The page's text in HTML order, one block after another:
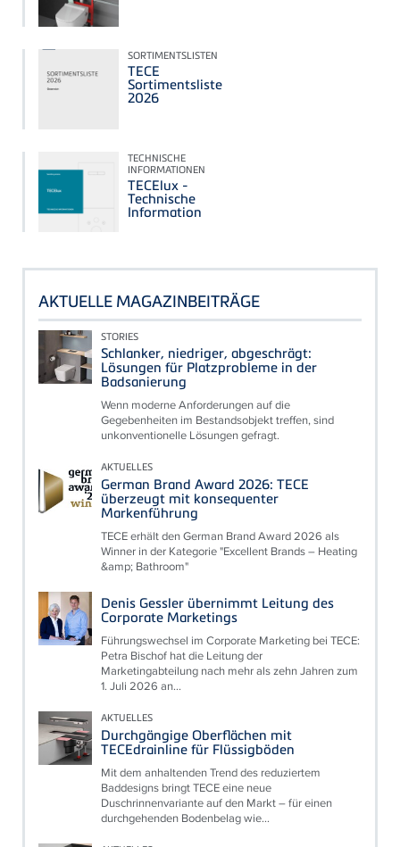
SORTIMENTSLISTEN
TECE
Sortimentsliste
2026
TECHNISCHE
INFORMATIONEN
TECElux -
Technische
Information
AKTUELLE MAGAZINBEITRÄGE
STORIES
Schlanker, niedriger, abgeschrägt:
Lösungen für Platzprobleme in der
Badsanierung
Wenn moderne Anforderungen auf die
Gegebenheiten im Bestandsobjekt treffen, sind
unkonventionelle Lösungen gefragt.
AKTUELLES
German Brand Award 2026: TECE
überzeugt mit konsequenter
Markenführung
TECE erhält den German Brand Award 2026 als
Winner in der Kategorie "Excellent Brands – Heating
&amp; Bathroom"
Denis Gessler übernimmt Leitung des
Corporate Marketings
Führungswechsel im Corporate Marketing bei TECE:
Petra Bischof hat die Leitung der
Marketingabteilung nach mehr als zehn Jahren zum
1. Juli 2026 an...
AKTUELLES
Durchgängige Oberflächen mit
TECEdrainline für Flüssigböden
Mit dem anhaltenden Trend des reduziertem
Baddesigns bringt TECE eine neue
Duschrinnenvariante auf den Markt – für einen
durchgehenden Bodenbelag wie...